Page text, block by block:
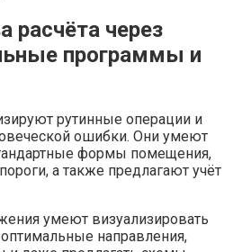
расчёта через
программы и
рутинные операции и
ошибки. Они умеют
формы помещения,
а также предлагают учёт
умеют визуализировать
направления,